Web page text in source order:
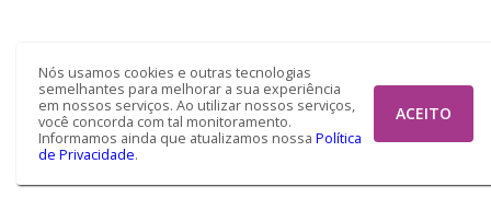
Nós usamos cookies e outras tecnologias
semelhantes para melhorar a sua experiência
em nossos serviços. Ao utilizar nossos serviços,
você concorda com tal monitoramento.
Informamos ainda que atualizamos nossa Política
de Privacidade.
ACEITO